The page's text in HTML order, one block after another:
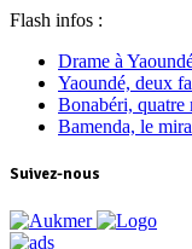
Flash infos :
Drame à
Yaoundé, deux
Bonabéri, quatre
Bamenda, le
Suivez-nous